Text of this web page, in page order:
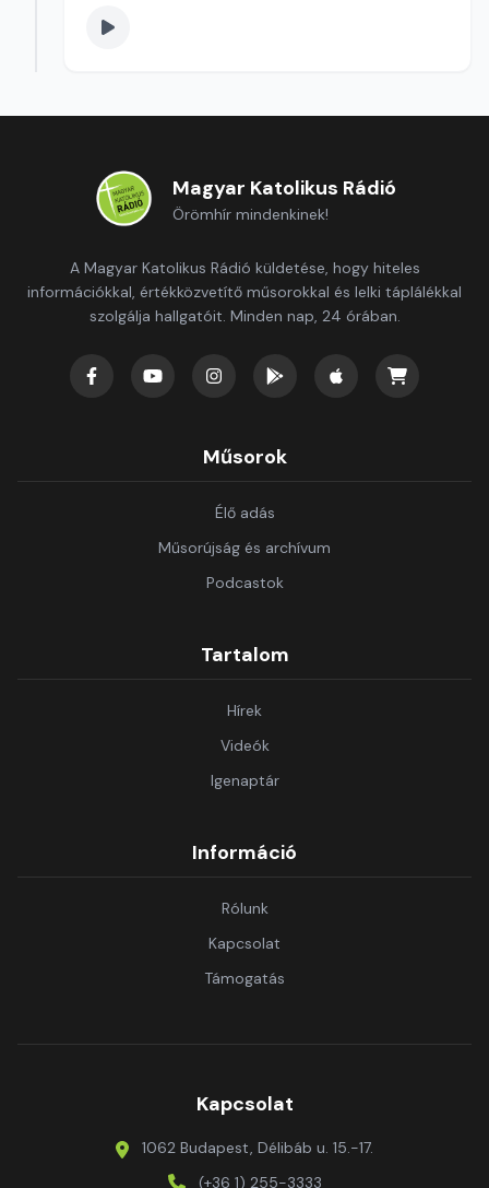
Magyar Katolikus Rádió
Örömhír mindenkinek!
A Magyar Katolikus Rádió küldetése, hogy hiteles
információkkal, értékközvetítő műsorokkal és lelki táplálékkal
szolgálja hallgatóit. Minden nap, 24 órában.
Műsorok
Élő adás
Műsorújság és archívum
Podcastok
Tartalom
Hírek
Videók
Igenaptár
Információ
Rólunk
Kapcsolat
Támogatás
Kapcsolat
1062 Budapest, Délibáb u. 15.-17.
(+36 1) 255-3333